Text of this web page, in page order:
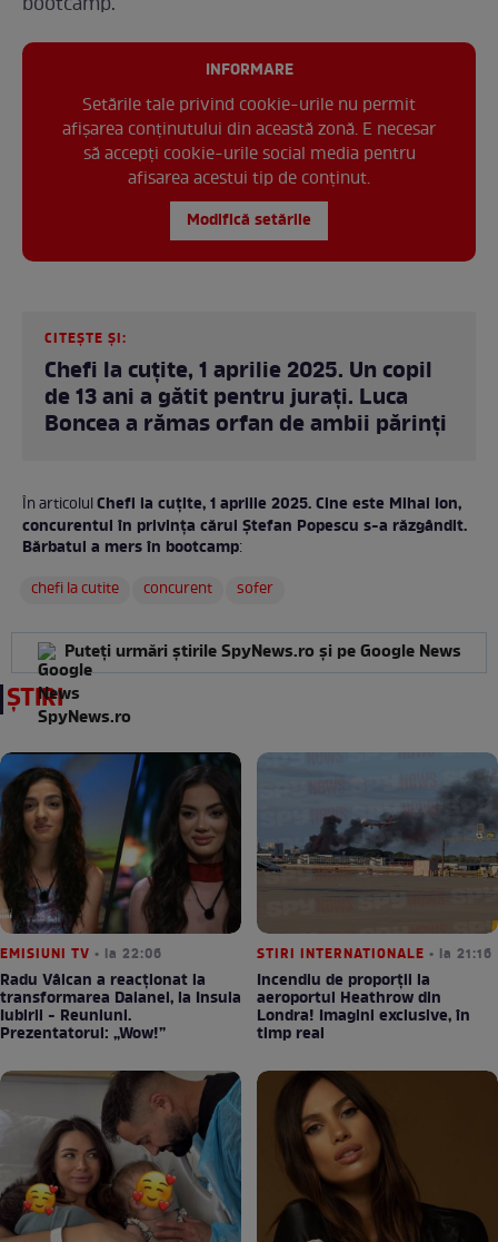
INFORMARE
Setările tale privind cookie-urile nu permit
afișarea conținutului din această zonă. E necesar
să accepți cookie-urile social media pentru
afisarea acestui tip de conținut.
Modifică setările
CITEȘTE ȘI:
Chefi la cuțite, 1 aprilie 2025. Un copil
de 13 ani a gătit pentru jurați. Luca
Boncea a rămas orfan de ambii părinți
În articolulChefi la cuțite, 1 aprilie 2025. Cine este Mihai Ion,
concurentul în privința cărui Ștefan Popescu s-a răzgândit.
Bărbatul a mers în bootcamp:
chefi la cutite
concurent sofer
Puteți urmări știrile SpyNews.ro și pe Google News
ȘTIRI
EMISIUNI TV • la 22:06
Radu Vâlcan a reacționat la
transformarea Daianei, la Insula
Iubirii - Reuniuni.
Prezentatorul: „Wow!”
STIRI INTERNATIONALE • la 21:16
Incendiu de proporții la
aeroportul Heathrow din
Londra! Imagini exclusive, în
timp real